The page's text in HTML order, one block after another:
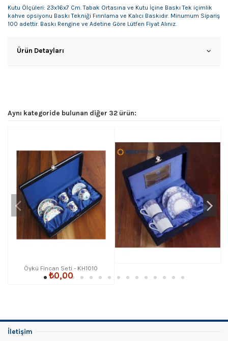
Kutu Ölçüleri: 23x16x7 Cm. Tabak Ortasına ve Kutu İçine Baskı Tek içimlik
kahve opsiyonu Baskı Tekniği Fırınlama ve Kalıcı Baskıdır. Minumum Sipariş
100 adettir. Baskı Rengine ve Adetine Göre Lütfen Fiyat Alınız.
Ürün Detayları
Aynı kategoride bulunan diğer 32 ürün:
Öykü Fincan Seti - KH1010
₺0,00
İletişim